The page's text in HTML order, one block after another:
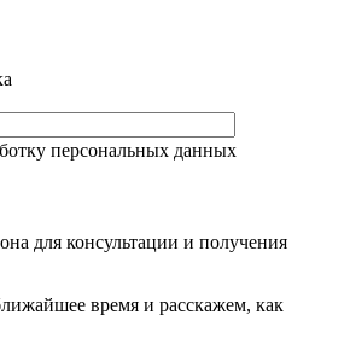
персональных данных
для консультации и получения
время и расскажем, как